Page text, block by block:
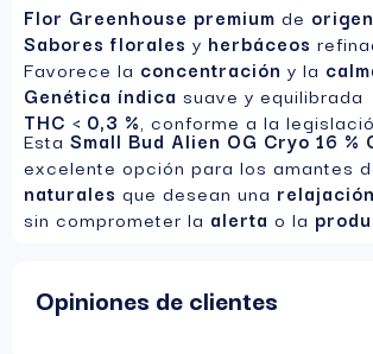
Flor Greenhouse premium de
Sabores florales y herbáceos
Favorece la concentración y la
Genética índica suave y equilibrada
THC < 0,3 % , conforme a la
Esta Small Bud Alien OG Cryo 16 %
excelente opción para los amantes
naturales que desean una
sin comprometer la alerta o la
Opiniones de clientes